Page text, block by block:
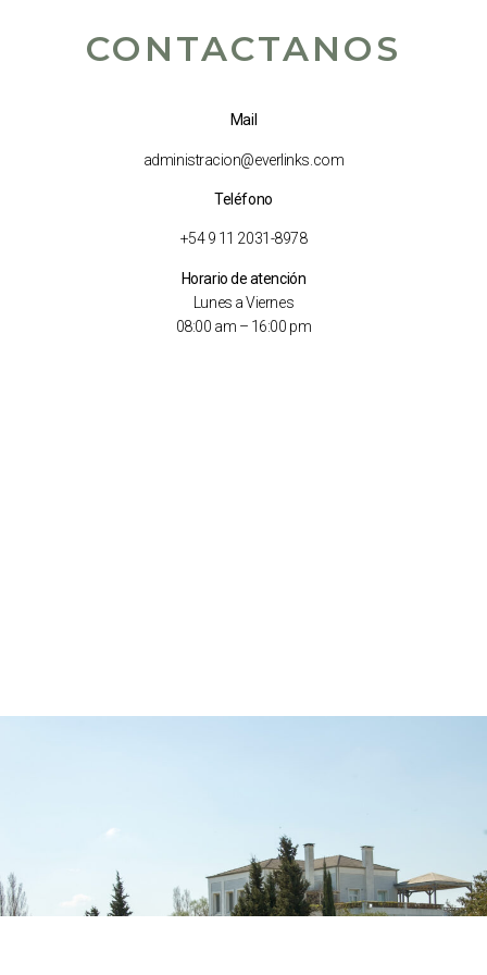
CONTACTANOS
Mail
administracion@everlinks.com
Teléfono
+54 9 11 2031-8978
Horario de atención
Lunes a Viernes
08:00 am – 16:00 pm